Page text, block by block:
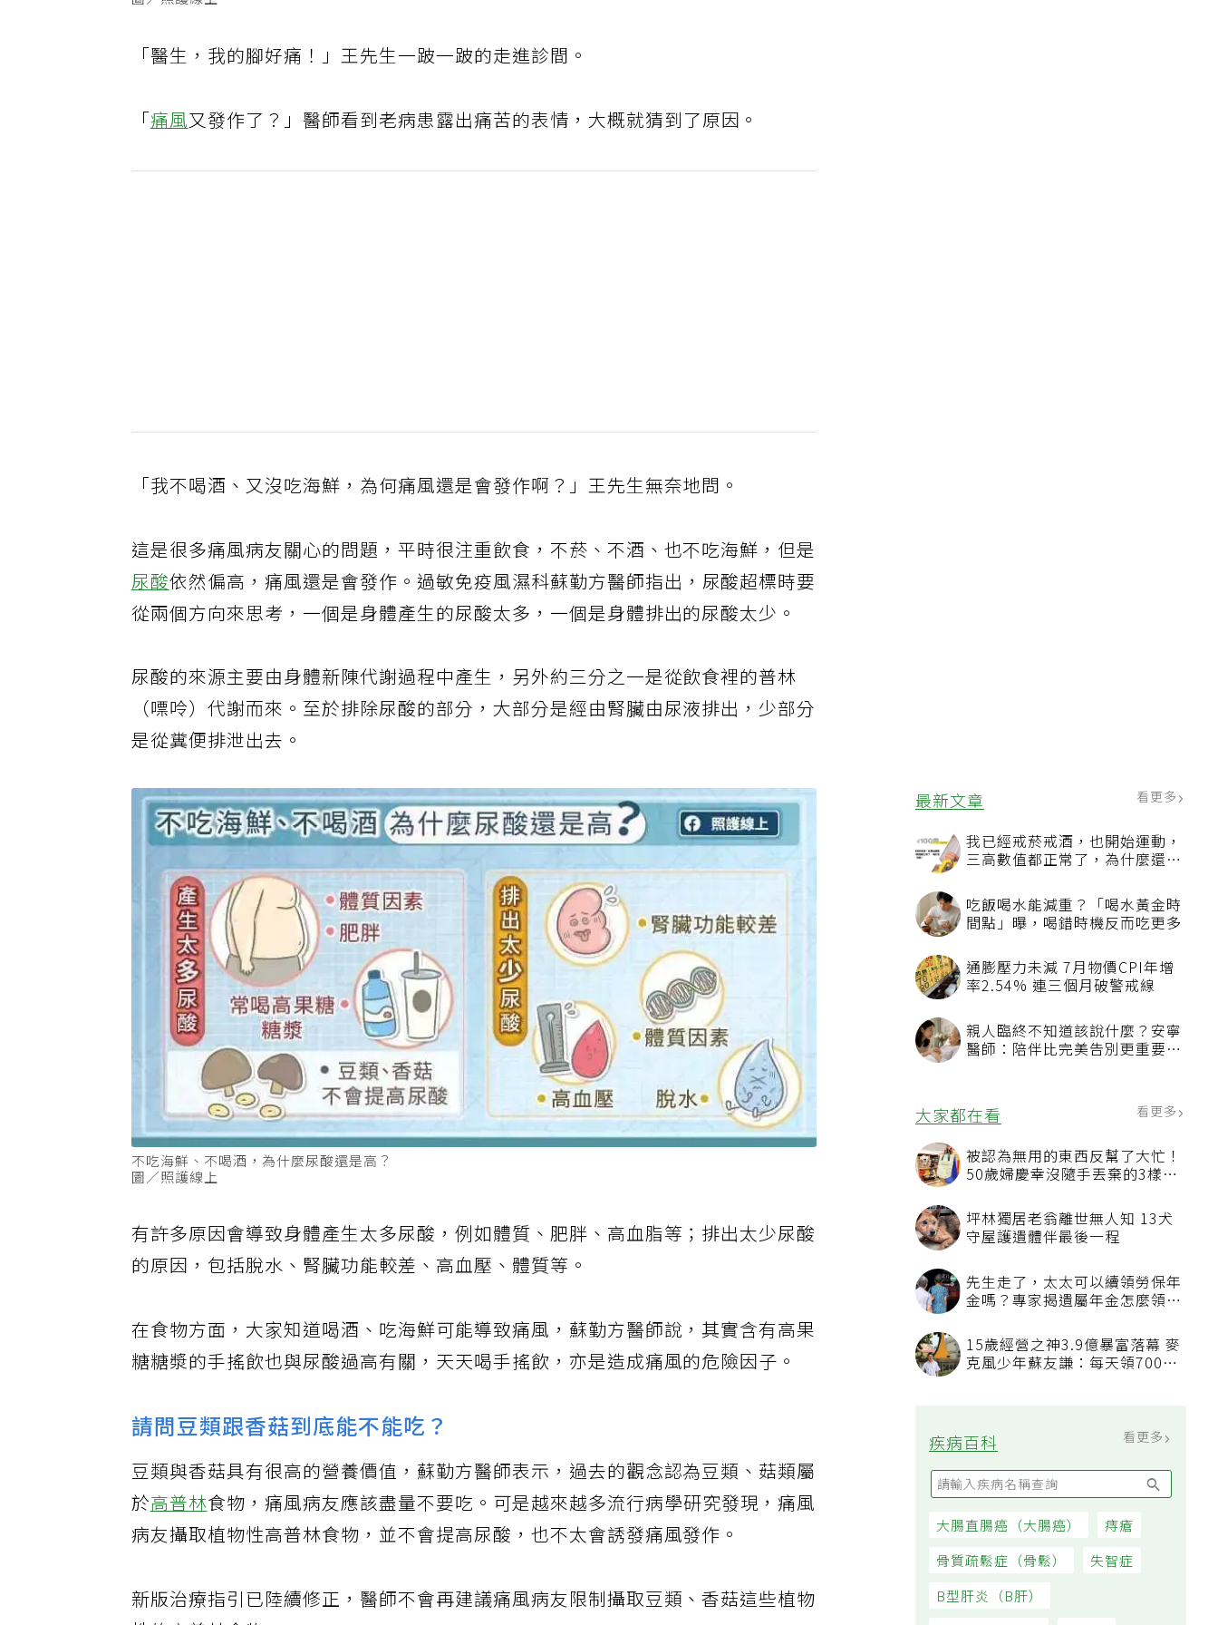
最新文章 看更多
我已經戒菸戒酒，也開始運動，
三高數值都正常了，為什麼還不
吃飯喝水能減重？「喝水黃金時
間點」曝，喝錯時機反而吃更多
通膨壓力未減 7月物價CPI年增
率2.54% 連三個月破警戒線
親人臨終不知道該說什麼？安寧
醫師：陪伴比完美告別更重要，
大家都在看
被認為無用的東西反幫了大忙！
50歲婦慶幸沒隨手丟棄的3樣物
坪林獨居老翁離世無人知 13犬
守屋護遺體伴最後一程
先生走了，太太可以續領勞保年
看順位還要看資格
15歲經營之神3.9億暴富落幕 麥
疾病百科
圖／照護線上
「醫生，我的腳好痛！」王先生一跛一跛的走進診間。
「痛風又發作了？」醫師看到老病患露出痛苦的表情，大概就猜到了原因。
「我不喝酒、又沒吃海鮮，為何痛風還是會發作啊？」王先生無奈地問。
這是很多痛風病友關心的問題，平時很注重飲食，不菸、不酒、也不吃海鮮，但是
尿酸依然偏高，痛風還是會發作。過敏免疫風濕科蘇勤方醫師指出，尿酸超標時要
從兩個方向來思考，一個是身體產生的尿酸太多，一個是身體排出的尿酸太少。
尿酸的來源主要由身體新陳代謝過程中產生，另外約三分之一是從飲食裡的普林
（嘌呤）代謝而來。至於排除尿酸的部分，大部分是經由腎臟由尿液排出，少部分
是從糞便排泄出去。
不吃海鮮、不喝酒，為什麼尿酸還是高？
有許多原因會導致身體產生太多尿酸，例如體質、肥胖、高血脂等；排出太少尿酸
的原因，包括脫水、腎臟功能較差、高血壓、體質等。
在食物方面，大家知道喝酒、吃海鮮可能導致痛風，蘇勤方醫師說，其實含有高果
糖糖漿的手搖飲也與尿酸過高有關，天天喝手搖飲，亦是造成痛風的危險因子。
請問豆類跟香菇到底能不能吃？
豆類與香菇具有很高的營養價值，蘇勤方醫師表示，過去的觀念認為豆類、菇類屬
於高普林食物，痛風病友應該盡量不要吃。可是越來越多流行病學研究發現，痛風
病友攝取植物性高普林食物，並不會提高尿酸，也不太會誘發痛風發作。
新版治療指引已陸續修正，醫師不會再建議痛風病友限制攝取豆類、香菇這些植物